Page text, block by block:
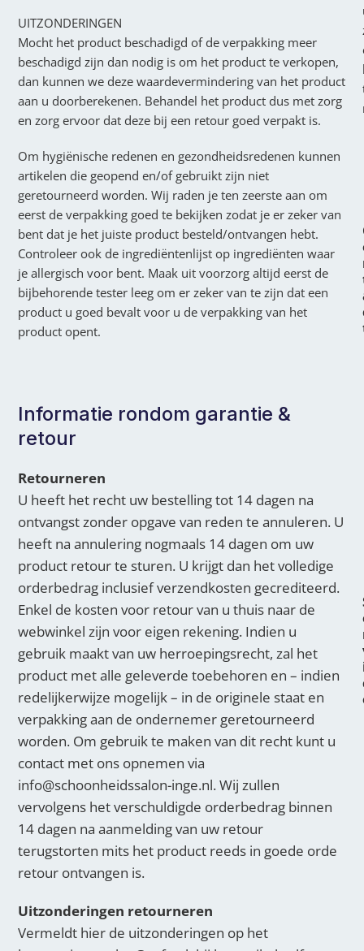
UITZONDERINGEN
Mocht het product beschadigd of de verpakking meer
beschadigd zijn dan nodig is om het product te verkopen,
dan kunnen we deze waardevermindering van het product
aan u doorberekenen. Behandel het product dus met zorg
en zorg ervoor dat deze bij een retour goed verpakt is.
Om hygiënische redenen en gezondheidsredenen kunnen
artikelen die geopend en/of gebruikt zijn niet
geretourneerd worden. Wij raden je ten zeerste aan om
eerst de verpakking goed te bekijken zodat je er zeker van
bent dat je het juiste product besteld/ontvangen hebt.
Controleer ook de ingrediëntenlijst op ingrediënten waar
je allergisch voor bent. Maak uit voorzorg altijd eerst de
bijbehorende tester leeg om er zeker van te zijn dat een
product u goed bevalt voor u de verpakking van het
product opent.
Informatie rondom garantie &
retour
Retourneren
U heeft het recht uw bestelling tot 14 dagen na
ontvangst zonder opgave van reden te annuleren. U
heeft na annulering nogmaals 14 dagen om uw
product retour te sturen. U krijgt dan het volledige
orderbedrag inclusief verzendkosten gecrediteerd.
Enkel de kosten voor retour van u thuis naar de
webwinkel zijn voor eigen rekening. Indien u
gebruik maakt van uw herroepingsrecht, zal het
product met alle geleverde toebehoren en – indien
redelijkerwijze mogelijk – in de originele staat en
verpakking aan de ondernemer geretourneerd
worden. Om gebruik te maken van dit recht kunt u
contact met ons opnemen via
info@schoonheidssalon-inge.nl. Wij zullen
vervolgens het verschuldigde orderbedrag binnen
14 dagen na aanmelding van uw retour
terugstorten mits het product reeds in goede orde
retour ontvangen is.
Uitzonderingen retourneren
Vermeldt hier de uitzonderingen op het